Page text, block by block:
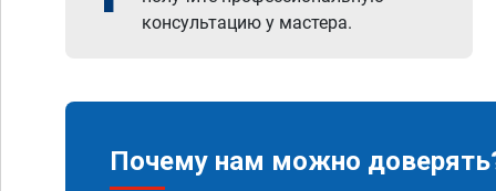
консультацию у мастера.
Почему нам можно